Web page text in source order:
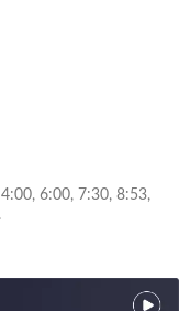
6:00, 7:30, 8:53,